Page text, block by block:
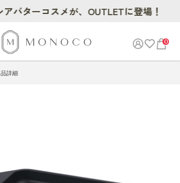
0
詳細
ターコスメが、OUTLETに登場！